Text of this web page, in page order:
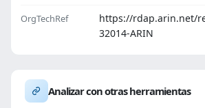
OrgTechRef
https://rdap.arin.net/
32014-ARIN
Analizar con otras herramientas